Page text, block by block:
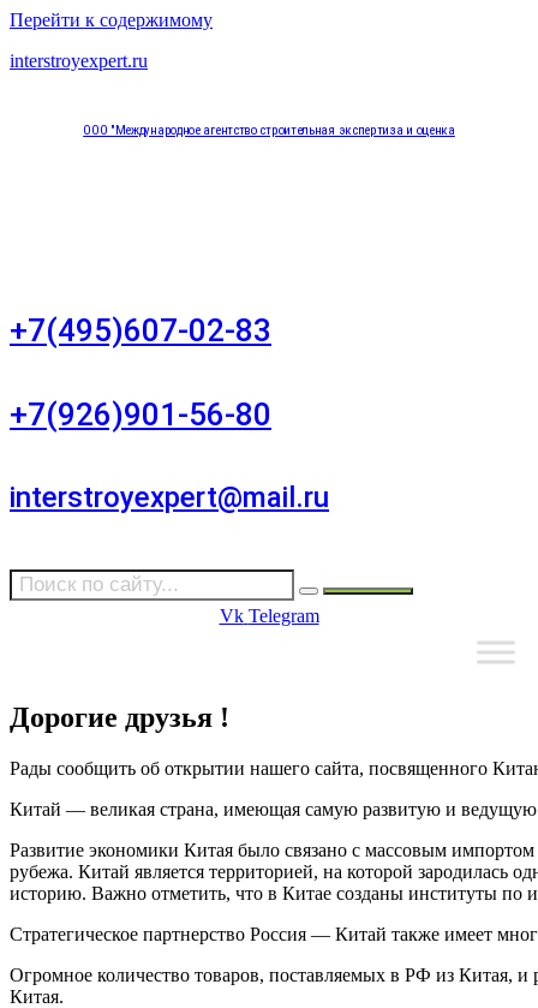
Перейти к содержимому
interstroyexpert.ru
ООО "Международное агентство строительная экспертиза и оценка
+7(495)607-02-83
+7(926)901-56-80
interstroyexpert@mail.ru
Vk Telegram
Дорогие друзья !
Рады сообщить об открытии нашего сайта, посвященного
Китай — великая страна, имеющая самую развитую и
Развитие экономики Китая было связано с массовым импортом
рубежа. Китай является территорией, на которой зародилась
историю. Важно отметить, что в Китае созданы институты по
Стратегическое партнерство Россия — Китай также имеет
Огромное количество товаров, поставляемых в РФ из Китая,
Китая.